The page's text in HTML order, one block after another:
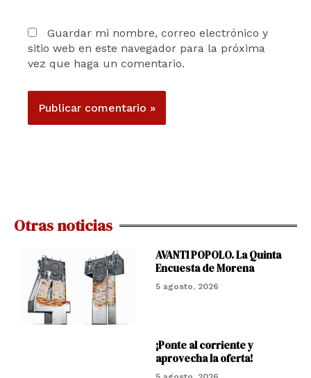
Guardar mi nombre, correo electrónico y
sitio web en este navegador para la próxima
vez que haga un comentario.
Otras noticias
AVANTI POPOLO. La Quinta
Encuesta de Morena
5 agosto, 2026
¡Ponte al corriente y
aprovecha la oferta!